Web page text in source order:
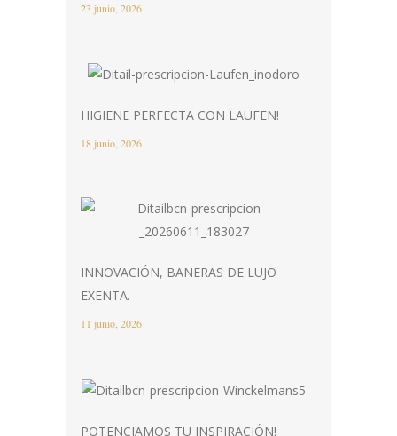
23 junio, 2026
HIGIENE PERFECTA CON LAUFEN!
18 junio, 2026
INNOVACIÓN, BAÑERAS DE LUJO
EXENTA.
11 junio, 2026
POTENCIAMOS TU INSPIRACIÓN!